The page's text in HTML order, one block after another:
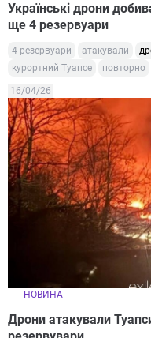
Українські дрони
ще 4 резервуари
4 резервуари атакували
курортний Туапсе
повторно
16/04/26
НОВИНА
Дрони атакували